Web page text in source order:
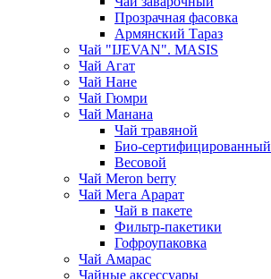
Прозрачная фасовка
Армянский Тараз
Чай "IJEVAN". MASIS
Чай Агат
Чай Нане
Чай Гюмри
Чай Манана
Чай травяной
Био-сертифицированный
Весовой
Чай Meron berry
Чай Мега Арарат
Чай в пакете
Фильтр-пакетики
Гофроупаковка
Чай Амарас
Чайные аксессуары